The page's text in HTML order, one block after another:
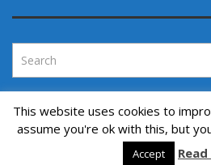
Copyright © 2022. All
↑ Back to top
This website uses cookies to
assume you're ok with this, but
Accept